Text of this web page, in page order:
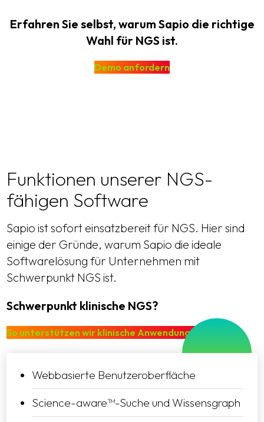
Erfahren Sie selbst, warum Sapio die richtige
Wahl für NGS ist.
Demo anfordern
Funktionen unserer NGS-
fähigen Software
Sapio ist sofort einsatzbereit für NGS. Hier sind
einige der Gründe, warum Sapio die ideale
Softwarelösung für Unternehmen mit
Schwerpunkt NGS ist.
Schwerpunkt klinische NGS?
So unterstützen wir klinische Anwendungen
Webbasierte Benutzeroberfläche
Science-aware™-Suche und Wissensgraph